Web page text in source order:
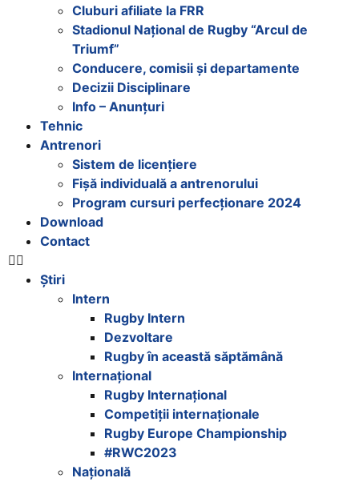
Cluburi afiliate la FRR
Stadionul Național de Rugby “Arcul de
Triumf”
Conducere, comisii și departamente
Decizii Disciplinare
Info – Anunțuri
Tehnic
Antrenori
Sistem de licențiere
Fișă individuală a antrenorului
Program cursuri perfecționare 2024
Download
Contact
Știri
Intern
Rugby Intern
Dezvoltare
Rugby în această săptămână
Internațional
Rugby Internațional
Competiții internaționale
Rugby Europe Championship
#RWC2023
Națională